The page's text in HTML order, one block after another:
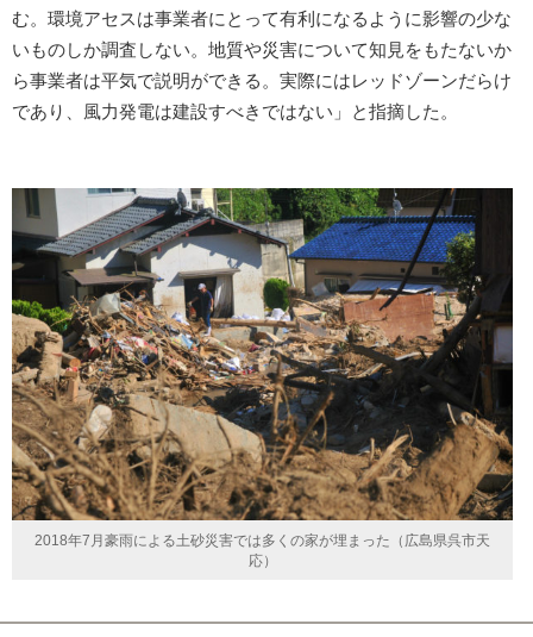
む。環境アセスは事業者にとって有利になるように影響の少な
いものしか調査しない。地質や災害について知見をもたないか
ら事業者は平気で説明ができる。実際にはレッドゾーンだらけ
であり、風力発電は建設すべきではない」と指摘した。
2018年7月豪雨による土砂災害では多くの家が埋まった（広島県呉市天
応）